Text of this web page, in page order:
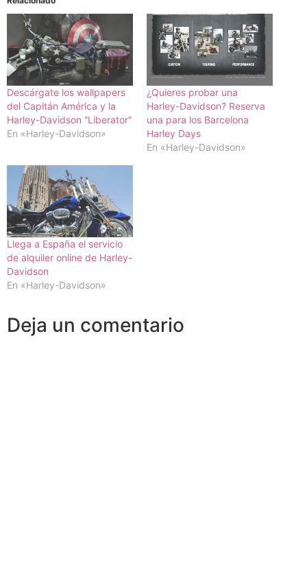
Descárgate los wallpapers
del Capitán América y la
Harley-Davidson “Liberator”
En «Harley-Davidson»
¿Quieres probar una
Harley-Davidson? Reserva
una para los Barcelona
Harley Days
En «Harley-Davidson»
Llega a España el servicio
de alquiler online de Harley-
Davidson
En «Harley-Davidson»
Deja un comentario